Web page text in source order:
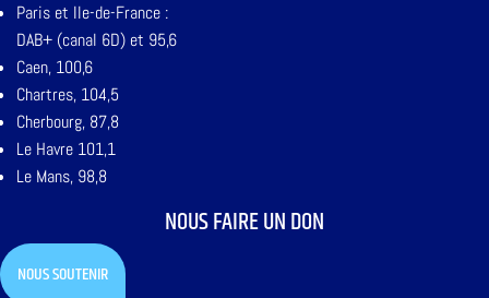
Paris et Ile-de-France :
DAB+ (canal 6D) et 95,6
Caen, 100,6
Chartres, 104,5
Cherbourg, 87,8
Le Havre 101,1
Le Mans, 98,8
NOUS FAIRE UN DON
NOUS SOUTENIR